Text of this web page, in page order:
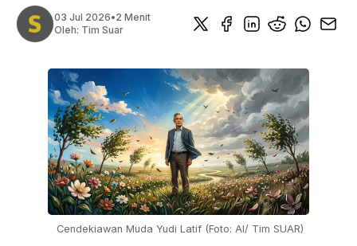
03 Jul 2026•2 Menit
Oleh: Tim Suar
Cendekiawan Muda Yudi Latif (Foto: AI/ Tim SUAR)